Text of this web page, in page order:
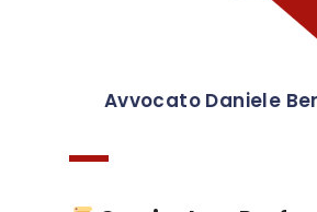
Avvocato Daniele